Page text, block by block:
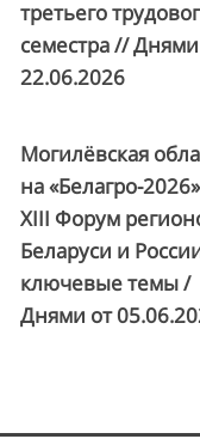
третьего
семестра //
22.06.2026
Могилёвская
на «Белагро-
XIII Форум
Беларуси и
ключевые темы /
Днями от